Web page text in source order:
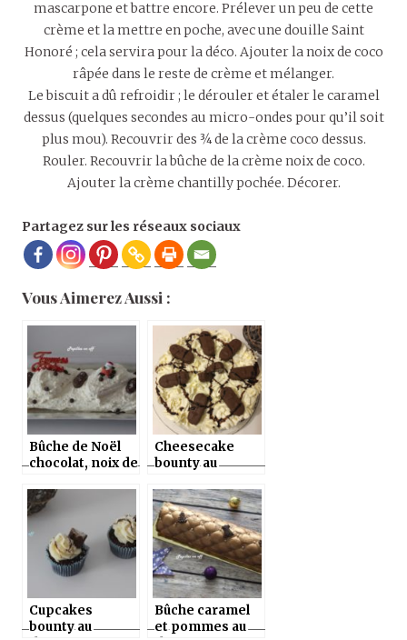
mascarpone et battre encore. Prélever un peu de cette
crème et la mettre en poche, avec une douille Saint
Honoré ; cela servira pour la déco. Ajouter la noix de coco
râpée dans le reste de crème et mélanger.
Le biscuit a dû refroidir ; le dérouler et étaler le caramel
dessus (quelques secondes au micro-ondes pour qu’il soit
plus mou). Recouvrir des ¾ de la crème coco dessus.
Rouler. Recouvrir la bûche de la crème noix de coco.
Ajouter la crème chantilly pochée. Décorer.
Partagez sur les réseaux sociaux
Vous Aimerez Aussi :
Bûche de Noël
chocolat, noix de
bounty au
thermomix ou
sans
Cheesecake
bounty au
deux chocolats
et noix de coco
au thermomix ou
sans
Cupcakes
bounty au
Bûche caramel
et pommes au